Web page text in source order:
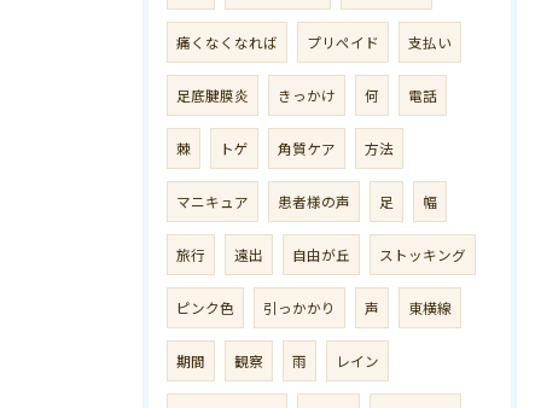
痛くなくなれば プリペイド 支払い
足底腱膜炎 きっかけ 何 電話
棘 トゲ 角質ケア 方法
マニキュア 患者様の声 足 幅
旅行 遠出 自由が丘 ストッキング
ピンク色 引っかかり 声 東横線
期間 観察 雨 レイン